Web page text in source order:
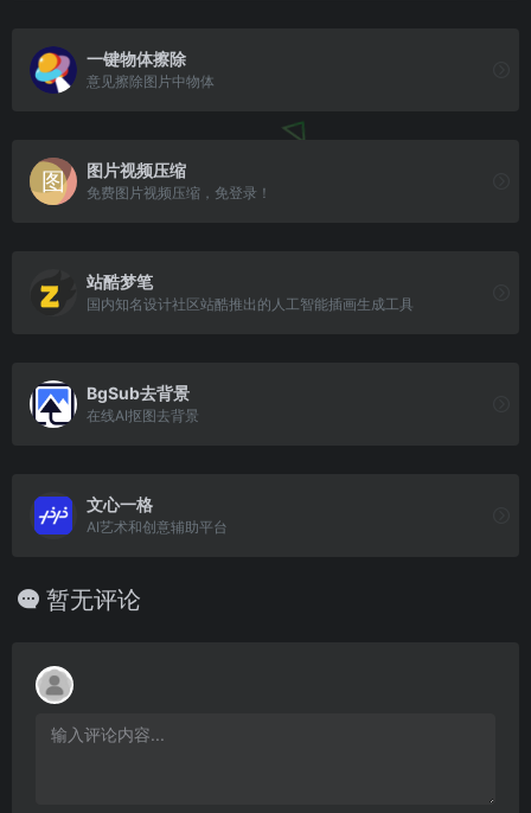
一键物体擦除
意见擦除图片中物体
图片视频压缩
免费图片视频压缩，免登录！
站酷梦笔
国内知名设计社区站酷推出的人工智能插画生成工具
BgSub去背景
在线AI抠图去背景
文心一格
AI艺术和创意辅助平台
暂无评论